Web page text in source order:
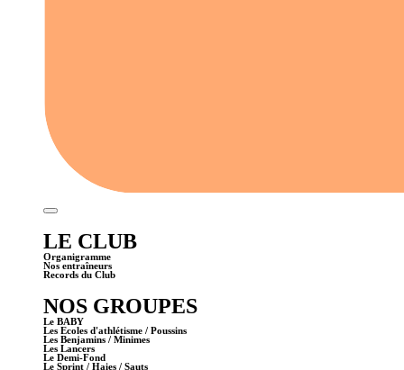
LE CLUB
Organigramme
Nos entraîneurs
Records du Club
NOS GROUPES
Le BABY
Les Ecoles d'athlétisme / Poussins
Les Benjamins / Minimes
Les Lancers
Le Demi-Fond
Le Sprint / Haies / Sauts